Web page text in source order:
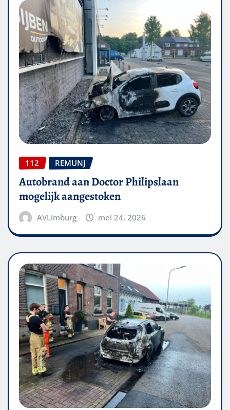
112 REMUNJ
Autobrand aan Doctor Philipslaan
mogelijk aangestoken
AVLimburg mei 24, 2026